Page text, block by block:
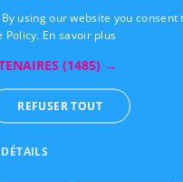
720 SERIES
using our website you consent
Policy. En savoir plus
(1485) →
REFUSER TOUT